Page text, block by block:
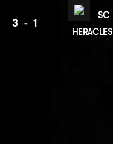
3-1
SC
HERACLES